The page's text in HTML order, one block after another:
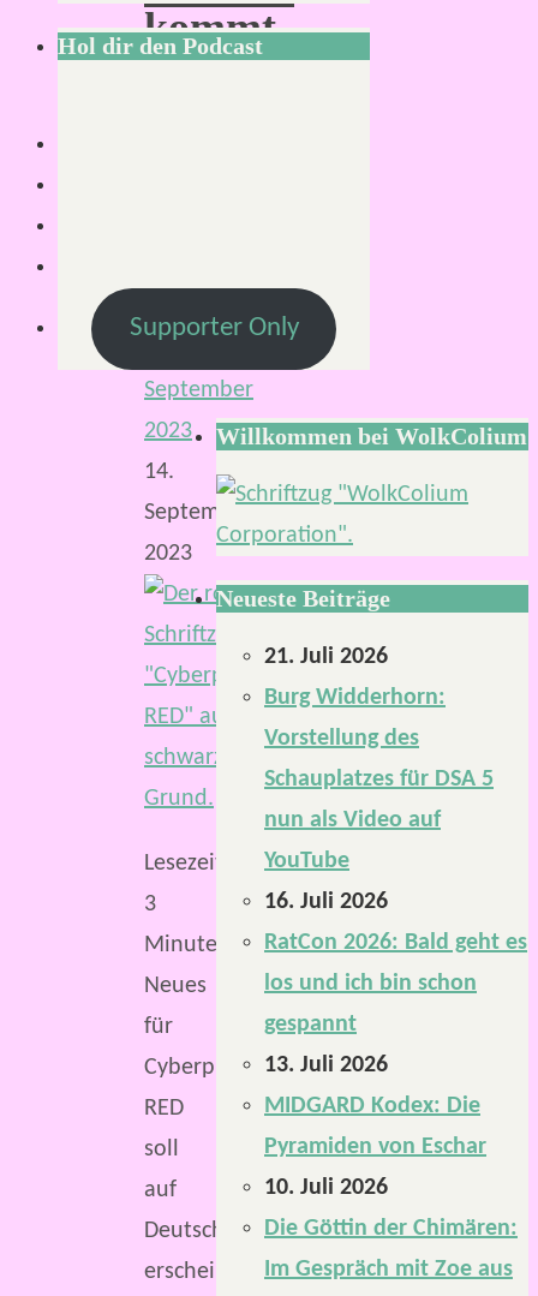
kommt
auf
September
2023
14.
September
2023
Lesezeit:
3
Minuten
Neues
für
Cyberpunk
RED
soll
auf
Deutsch
erscheinen:
Hol dir den Podcast
Supporter Only
Willkommen bei WolkColium
Neueste Beiträge
21. Juli 2026
Burg Widderhorn:
Vorstellung des
Schauplatzes für DSA 5
nun als Video auf
YouTube
16. Juli 2026
RatCon 2026: Bald geht es
los und ich bin schon
gespannt
13. Juli 2026
MIDGARD Kodex: Die
Pyramiden von Eschar
10. Juli 2026
Die Göttin der Chimären:
Im Gespräch mit Zoe aus